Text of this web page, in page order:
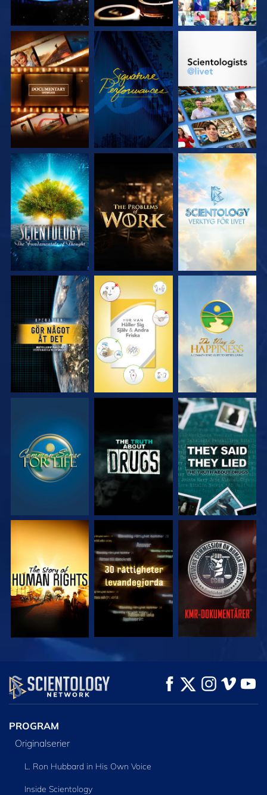
UTFORSKA
SERIEN
TITTA
UTFORSKA
UTFORSKA
SERIEN
UTFORSKA
SERIEN
UTFORSKA
SERIEN
TITTA TITTA TITTA
TITTA TITTA TITTA
TITTA TITTA TITTA
TITTA
UTFORSKA
SERIEN
PROGRAM
Originalserier
L. Ron Hubbard in His Own Voice
Inside Scientology